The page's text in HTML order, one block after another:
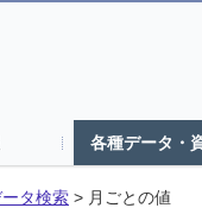
各種データ・
タ検索 > 月ごとの値